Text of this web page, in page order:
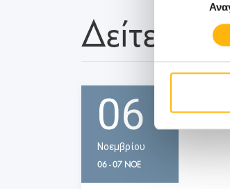
συγκατάθεσης
Δείτε
06
Νοεμβρίου
06 - 07 ΝΟΕ